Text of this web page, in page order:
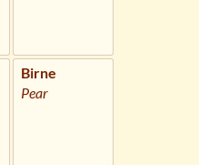
Birne
Pear